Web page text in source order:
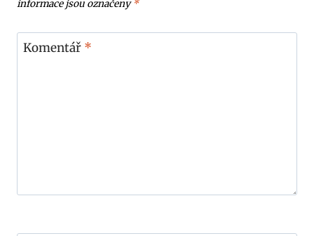
informace jsou označeny*
Komentář *